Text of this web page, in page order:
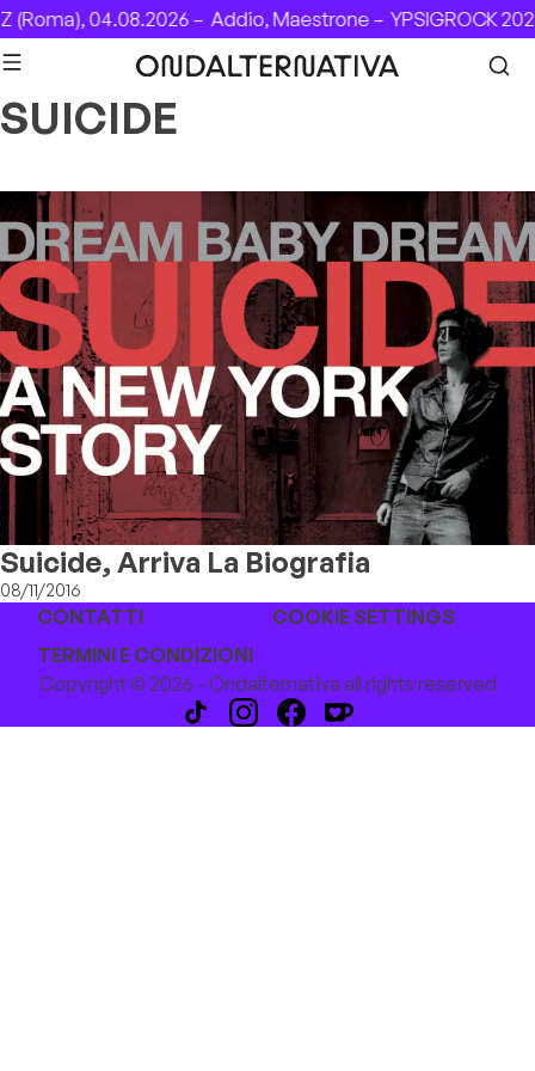
Skip to content
(Roma), 04.08.2026 –Addio, Maestrone –YPSIGROCK
SUICIDE
Suicide, Arriva La Biografia
08/11/2016
CONTATTI
COOKIE SETTINGS
TERMINI E CONDIZIONI
Copyright © 2026 - Ondalternativa all rights reserved